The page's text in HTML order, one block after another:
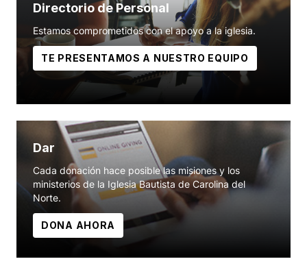
Directorio de Personal
Estamos comprometidos con el apoyo a la iglesia.
TE PRESENTAMOS A NUESTRO EQUIPO
Dar
Cada donación hace posible las misiones y los
ministerios de la Iglesia Bautista de Carolina del
Norte.
DONA AHORA